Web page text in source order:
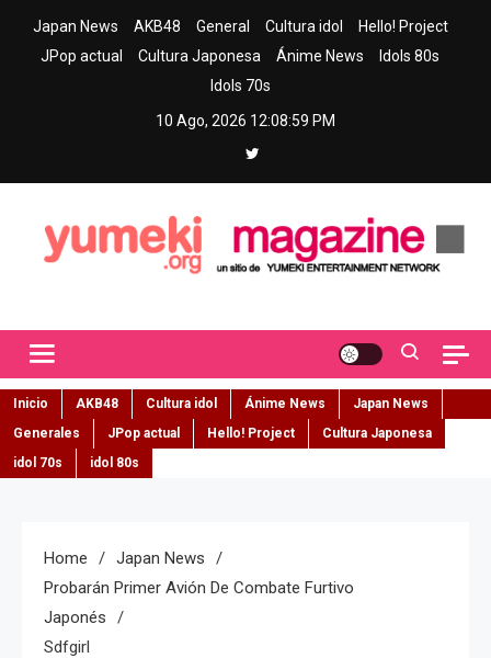
Japan News AKB48 General Cultura idol
Hello! Project
JPop actual
Cultura Japonesa Ánime News
Idols 80s
Idols 70s
10 Ago, 2026 12:09:00 PM
Inicio AKB48 Cultura idol Ánime News
Japan News
Generales
JPop actual Hello! Project
Cultura Japonesa
idol 70s
idol 80s
Home
Japan News
Probarán Primer Avión De Combate Furtivo
Japonés
Sdfgirl